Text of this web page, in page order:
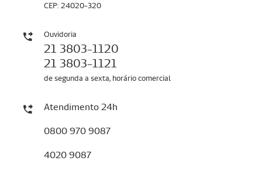
CEP: 24020-320
Ouvidoria
21 3803-1120
21 3803-1121
de segunda a sexta, horário comercial
Atendimento 24h
0800 970 9087
4020 9087